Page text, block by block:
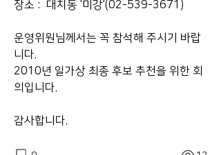
장소 :  대치동 '미강'(02-539-3671)
운영위원님께서는 꼭 참석해 주시기 바랍
니다.
2010년 일가상 최종 후보 추천을 위한 회
의입니다.
감사합니다.